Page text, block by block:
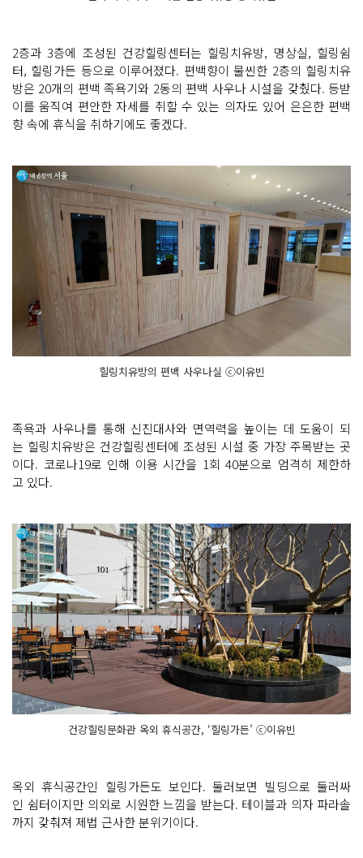
2층과 3층에 조성된 건강힐링센터는 힐링치유방, 명상실, 힐링쉼
터, 힐링가든 등으로 이루어졌다. 편백향이 물씬한 2층의 힐링치유
방은 20개의 편백 족욕기와 2동의 편백 사우나 시설을 갖췄다. 등받
이를 움직여 편안한 자세를 취할 수 있는 의자도 있어 은은한 편백
향 속에 휴식을 취하기에도 좋겠다.
힐링치유방의 편백 사우나실 ⓒ이유빈
족욕과 사우나를 통해 신진대사와 면역력을 높이는 데 도움이 되
는 힐링치유방은 건강힐링센터에 조성된 시설 중 가장 주목받는 곳
이다. 코로나19로 인해 이용 시간을 1회 40분으로 엄격히 제한하
고 있다.
건강힐링문화관 옥외 휴식공간, ‘힐링가든’ ⓒ이유빈
옥외 휴식공간인 힐링가든도 보인다. 둘러보면 빌딩으로 둘러싸
인 쉼터이지만 의외로 시원한 느낌을 받는다. 테이블과 의자 파라솔
까지 갖춰져 제법 근사한 분위기이다.